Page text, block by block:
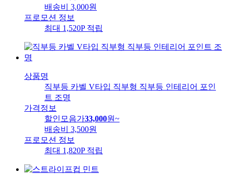
배송비
3,000원
프로모션 정보
최대 1,520P 적립
상품명
직부등 카벨 V타입 직부형 직부등 인테리어 포인
트 조명
가격정보
할인모음가33,000원~
배송비
3,500원
프로모션 정보
최대 1,820P 적립